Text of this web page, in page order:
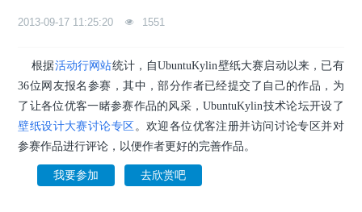
2013-09-17 11:25:20 1551
根据活动行网站统计，自UbuntuKylin壁纸大赛启动以来，已有
36位网友报名参赛，其中，部分作者已经提交了自己的作品，为
了让各位优客一睹参赛作品的风采，UbuntuKylin技术论坛开设了
壁纸设计大赛讨论专区 。欢迎各位优客注册并访问讨论专区并对
参赛作品进行评论，以便作者更好的完善作品。
我要参加 去欣赏吧